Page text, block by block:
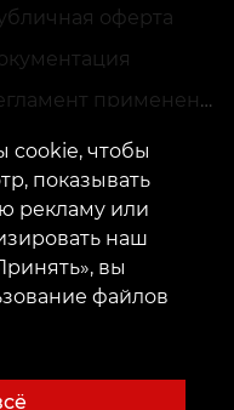
оферта
Регламент применения акций
tattoo.com
tattoo.com
cookie, чтобы
показывать
рекламу или
наш
вы
файлов